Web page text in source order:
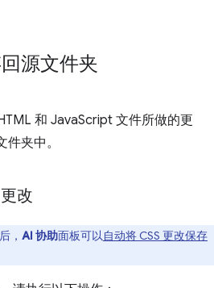
源文件夹
和 JavaScript 文件所做的更
夹中。
改
， AI 协助面板可以 自动将 CSS 更改保存